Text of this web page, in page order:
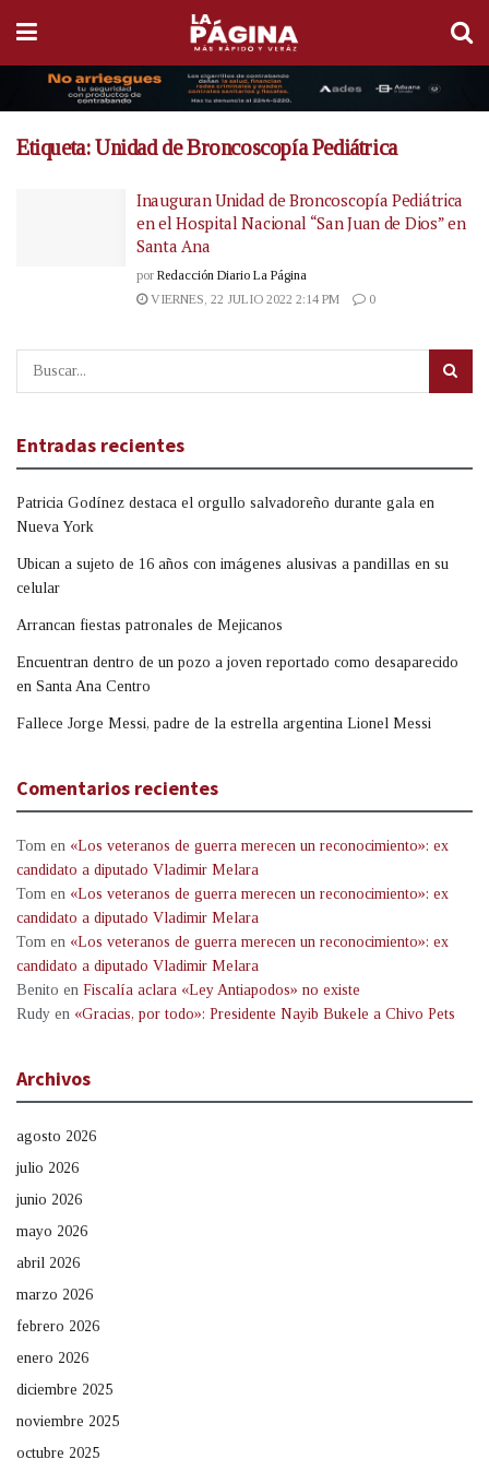
Etiqueta:Unidad de Broncoscopía Pediátrica
Inauguran Unidad de Broncoscopía Pediátrica
en el Hospital Nacional “San Juan de Dios” en
Santa Ana
por Redacción Diario La Página
VIERNES, 22 JULIO 2022 2:14 PM
0
Entradas recientes
Patricia Godínez destaca el orgullo salvadoreño durante gala en
Nueva York
Ubican a sujeto de 16 años con imágenes alusivas a pandillas en su
celular
Arrancan fiestas patronales de Mejicanos
Encuentran dentro de un pozo a joven reportado como desaparecido
en Santa Ana Centro
Fallece Jorge Messi, padre de la estrella argentina Lionel Messi
Comentarios recientes
Tom en «Los veteranos de guerra merecen un reconocimiento»: ex
candidato a diputado Vladimir Melara
Tom en «Los veteranos de guerra merecen un reconocimiento»: ex
candidato a diputado Vladimir Melara
Tom en «Los veteranos de guerra merecen un reconocimiento»: ex
candidato a diputado Vladimir Melara
Benito en Fiscalía aclara «Ley Antiapodos» no existe
Rudy en «Gracias, por todo»: Presidente Nayib Bukele a Chivo Pets
Archivos
agosto 2026
julio 2026
junio 2026
mayo 2026
abril 2026
marzo 2026
febrero 2026
enero 2026
diciembre 2025
noviembre 2025
octubre 2025